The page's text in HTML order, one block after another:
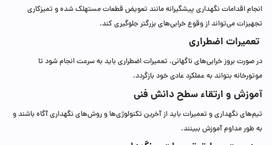
انجام اقدامات نگهداری پیشگیرانه مانند تعویض قطعات مستهلک‌ شده و تمیزکاری
تجهیزات می‌تواند از وقوع خرابی‌های بزرگتر جلوگیری کند.
تعمیرات اضطراری
در صورت بروز خرابی‌های ناگهانی، تعمیرات اضطراری باید به سرعت انجام شود تا
موتورخانه بتواند به عملکرد عادی خود بازگردد.
آموزش و ارتقاء سطح دانش فنی
تیم‌های نگهداری و تعمیرات باید از آخرین تکنولوژی‌ها و روش‌های نگهداری آگاه باشند و
به طور مداوم آموزش ببینند.